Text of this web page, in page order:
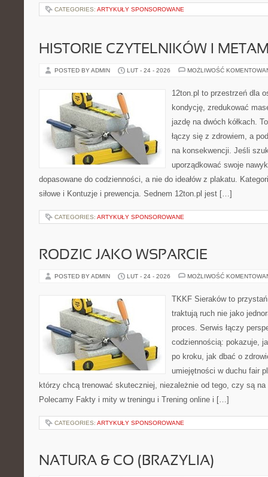
CATEGORIES: ARTYKUŁY SPONSOROWANE
HISTORIE CZYTELNIKÓW I
POSTED BY ADMIN LUT - 24 - 2026 MOŻLIWOŚĆ
12ton.pl to przestrzeń dla
kondycję, zredukować
jazdę na dwóch kółkach.
łączy się z zdrowiem, a
na konsekwencji. Jeśli
uporządkować swoje
dopasowane do codzienności, a nie do ideałów z plakatu.
siłowe i Kontuzje i prewencja. Sednem 12ton.pl jest […]
CATEGORIES: ARTYKUŁY SPONSOROWANE
RODZIC JAKO WSPARCIE
POSTED BY ADMIN LUT - 24 - 2026 MOŻLIWOŚĆ
TKKF Sieraków to
traktują ruch nie jako
proces. Serwis łączy
codziennością: pokazuje,
po kroku, jak dbać o
umiejętności w duchu fair
którzy chcą trenować skuteczniej, niezależnie od tego, czy są na
Polecamy Fakty i mity w treningu i Trening online i […]
CATEGORIES: ARTYKUŁY SPONSOROWANE
NATURA & CO (BRAZYLIA)